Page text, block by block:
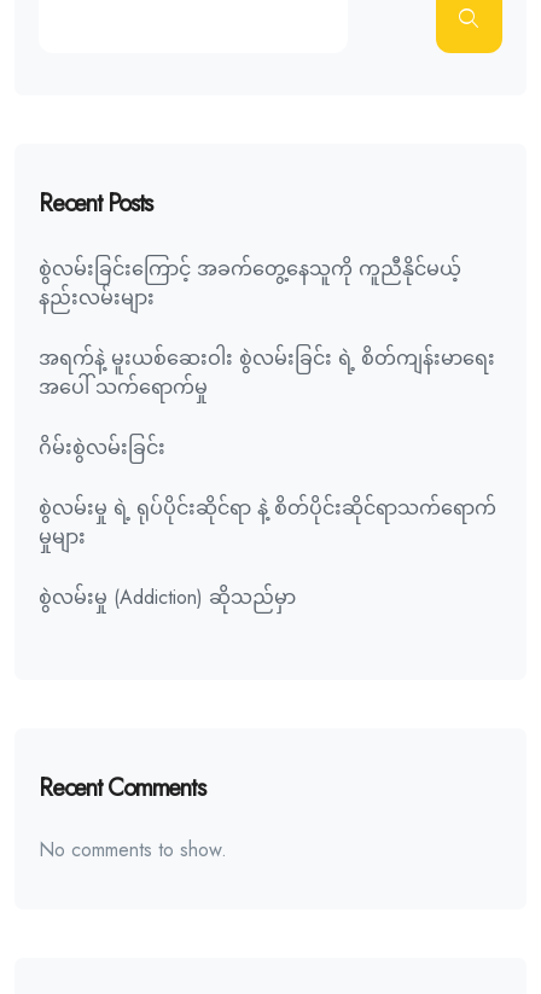
Recent Posts
စွဲလမ်းခြင်းကြောင့် အခက်တွေ့နေသူကို ကူညီနိုင်မယ့်
နည်းလမ်းများ
အရက်နဲ့ မူးယစ်ဆေးဝါး စွဲလမ်းခြင်း ရဲ့ စိတ်ကျန်းမာရေး
အပေါ် သက်ရောက်မှု
ဂိမ်းစွဲလမ်းခြင်း
စွဲလမ်းမှု ရဲ့ ရုပ်ပိုင်းဆိုင်ရာ နဲ့ စိတ်ပိုင်းဆိုင်ရာသက်ရောက်
မှုများ
စွဲလမ်းမှု (Addiction) ဆိုသည်မှာ
Recent Comments
No comments to show.